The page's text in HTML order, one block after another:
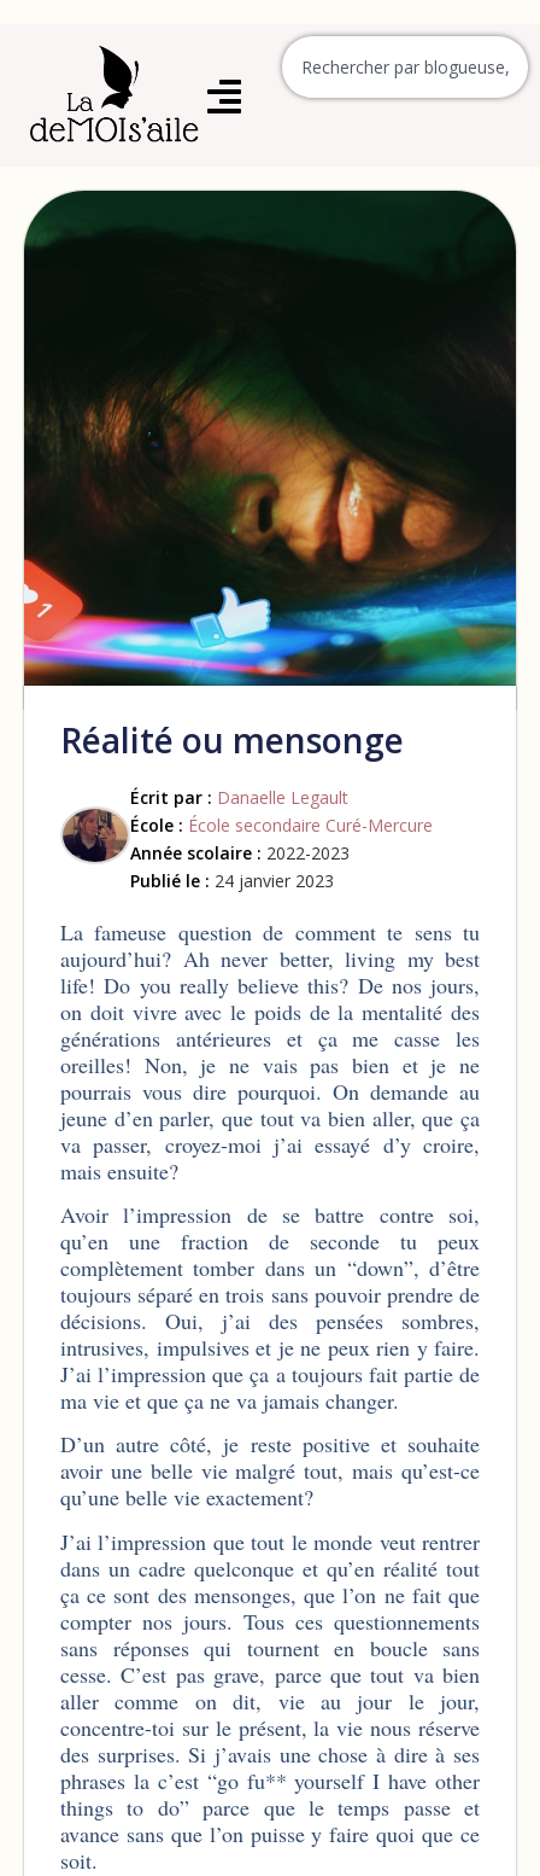
Réalité ou mensonge
Écrit par : Danaelle Legault
École : École secondaire Curé-Mercure
Année scolaire : 2022-2023
Publié le : 24 janvier 2023
La fameuse question de comment te sens tu
aujourd’hui? Ah never better, living my best
life! Do you really believe this? De nos jours,
on doit vivre avec le poids de la mentalité des
générations antérieures et ça me casse les
oreilles! Non, je ne vais pas bien et je ne
pourrais vous dire pourquoi. On demande au
jeune d’en parler, que tout va bien aller, que ça
va passer, croyez-moi j’ai essayé d’y croire,
mais ensuite?
Avoir l’impression de se battre contre soi,
qu’en une fraction de seconde tu peux
complètement tomber dans un “down”, d’être
toujours séparé en trois sans pouvoir prendre de
décisions. Oui, j’ai des pensées sombres,
intrusives, impulsives et je ne peux rien y faire.
J’ai l’impression que ça a toujours fait partie de
ma vie et que ça ne va jamais changer.
D’un autre côté, je reste positive et souhaite
avoir une belle vie malgré tout, mais qu’est-ce
qu’une belle vie exactement?
J’ai l’impression que tout le monde veut rentrer
dans un cadre quelconque et qu’en réalité tout
ça ce sont des mensonges, que l’on ne fait que
compter nos jours. Tous ces questionnements
sans réponses qui tournent en boucle sans
cesse. C’est pas grave, parce que tout va bien
aller comme on dit, vie au jour le jour,
concentre-toi sur le présent, la vie nous réserve
des surprises. Si j’avais une chose à dire à ses
phrases la c’est “go fu** yourself I have other
things to do” parce que le temps passe et
avance sans que l’on puisse y faire quoi que ce
soit.